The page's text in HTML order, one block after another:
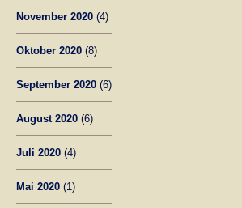
November 2020 (4)
Oktober 2020 (8)
September 2020 (6)
August 2020 (6)
Juli 2020 (4)
Mai 2020 (1)